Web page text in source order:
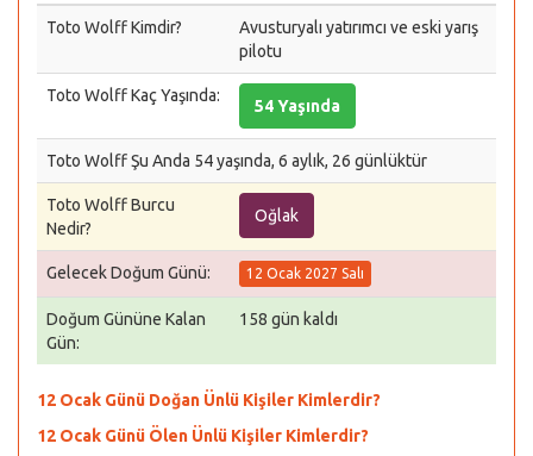
Toto Wolff Kimdir?
Avusturyalı yatırımcı ve eski yarış
pilotu
Toto Wolff Kaç Yaşında:
54 Yaşında
Toto Wolff Şu Anda 54 yaşında, 6 aylık, 26 günlüktür
Toto Wolff Burcu
Nedir?
Oğlak
Gelecek Doğum Günü: 12 Ocak 2027 Salı
Doğum Gününe Kalan
Gün:
158 gün kaldı
12 Ocak Günü Doğan Ünlü Kişiler Kimlerdir?
12 Ocak Günü Ölen Ünlü Kişiler Kimlerdir?